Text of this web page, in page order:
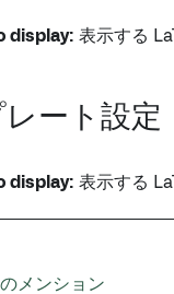
display: 表示する
ート設定
display: 表示する
メンション